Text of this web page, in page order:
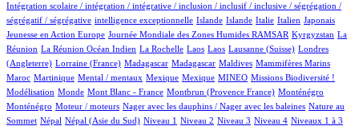
Intégration scolaire / intégration / intégrative / inclusion / inclusif / inclusive / ségrégation /
ségrégatif / ségrégative
1/898 intelligence exceptionnelle
14/898 Islande
13/898 Islande
9/898 Italie
66/898 Italien
5/898 Japonais
2/898
Jeunesse en Action Europe
5/898 Journée Mondiale des Zones Humides RAMSAR
72/898 Kyrgyzstan
6/898
La
Réunion
5/898 La Réunion Océan Indien
1/898 La Rochelle
1/898 Laos
1/898 Laos
4/898 Lausanne (Suisse)
61/898
Londres
(Angleterre)
2/898 Lorraine (France)
10/898 Madagascar
10/898 Madagascar
3/898 Maldives
1/898 Mammifères Marins
10/898
Maroc
12/898Martinique
2/898 Mental / mentaux
2/898 Mexique
2/898 Mexique
38/898 MINEO
40/898 Missions Biodiversité !
1/898
Modélisation
3/898 Monde
1/898 Mont Blanc - France
9/898 Montbrun (Provence France)
15/898 Monténégro
15/898
Monténégro
2/898 Moteur / moteurs
2/898 Nager avec les dauphins / Nager avec les baleines
3/898
Nature au
Sommet
17/898Népal
17/898 Népal (Asie du Sud)
13/898 Niveau 1
15/898 Niveau 2
12/898 Niveau 3
90/898 Niveau 4
97/898 Niveaux 1 à 3
404/898